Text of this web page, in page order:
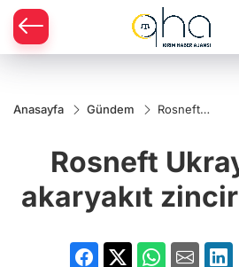
Anasayfa Gündem
Rosneft
zincirini
satıyor
Rosneft
akaryakıt